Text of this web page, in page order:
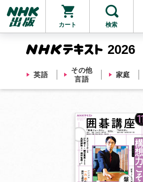
カート 検索
2026
英語
その他
言語
家庭
他にも商品を買う